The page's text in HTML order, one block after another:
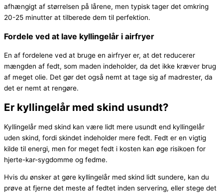
afhængigt af størrelsen på lårene, men typisk tager det omkring
20-25 minutter at tilberede dem til perfektion.
Fordele ved at lave kyllingelår i airfryer
En af fordelene ved at bruge en airfryer er, at det reducerer
mængden af fedt, som maden indeholder, da det ikke kræver brug
af meget olie. Det gør det også nemt at tage sig af madrester, da
det er nemt at rengøre.
Er kyllingelår med skind usundt?
Kyllingelår med skind kan være lidt mere usundt end kyllingelår
uden skind, fordi skindet indeholder mere fedt. Fedt er en vigtig
kilde til energi, men for meget fedt i kosten kan øge risikoen for
hjerte-kar-sygdomme og fedme.
Hvis du ønsker at gøre kyllingelår med skind lidt sundere, kan du
prøve at fjerne det meste af fedtet inden servering, eller stege det